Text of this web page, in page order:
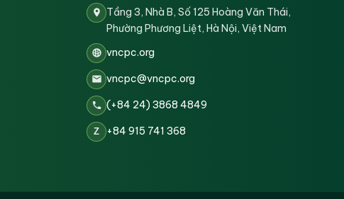
Tầng 3, Nhà B, Số 125 Hoàng Văn Thái,
Phường Phương Liệt, Hà Nội, Việt Nam
vncpc.org
vncpc@vncpc.org
(+84 24) 3868 4849
Z +84 915 741 368